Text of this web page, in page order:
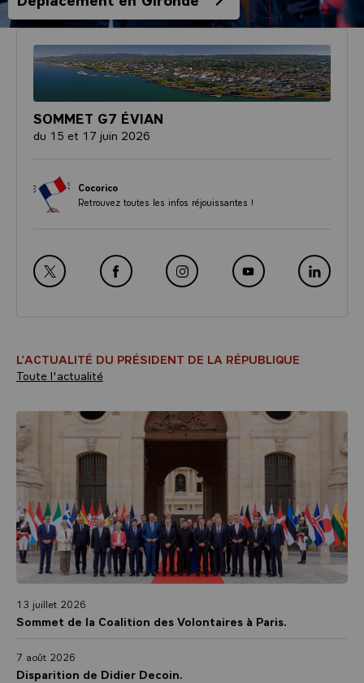
SOMMET G7 ÉVIAN
du 15 et 17 juin 2026
Cocorico
Retrouvez toutes les infos réjouissantes !
Nouvelle fenêtre : rejoignez-nous sur Twitter
Nouvelle fenêtre : rejoignez-nous sur Facebook
Nouvelle fenêtre : rejoignez-nous sur
Nouvelle fenêtre :Nouvelle
L’ACTUALITÉ DU PRÉSIDENT DE LA RÉPUBLIQUE
Toute l'actualité
13 juillet 2026
Sommet de la Coalition des Volontaires à Paris.
7 août 2026
Disparition de Didier Decoin.